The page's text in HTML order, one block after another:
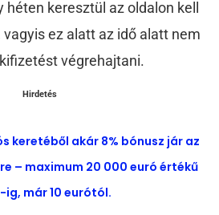
héten keresztül az oldalon kell
ez alatt az idő alatt nem
végrehajtani.
Hirdetés
keretéből akár 8% bónusz jár az
– maximum 20 000 euró értékű
ig, már 10 eurótól.